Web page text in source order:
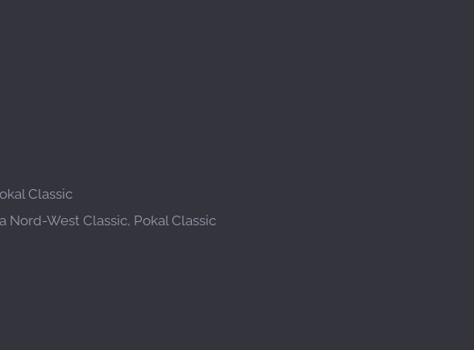
Classic
Nord-West Classic, Pokal Classic